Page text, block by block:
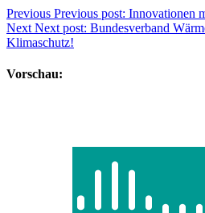
Previous Previous post: Innovationen
Next Next post: Bundesverband
Klimaschutz!
Vorschau: